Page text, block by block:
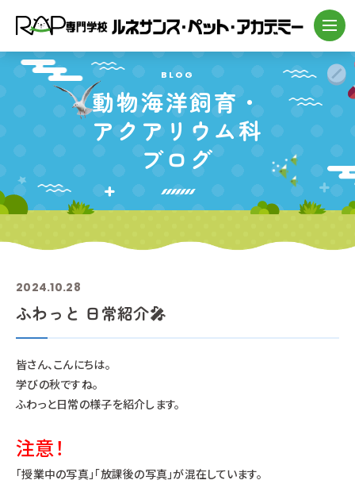
BLOG
動物海洋飼育・
アクアリウム科
ブログ
2024.10.28
ふわっと 日常紹介🎤
皆さん、こんにちは。
学びの秋ですね。
ふわっと日常の様子を紹介します。
注意！
「授業中の写真」「放課後の写真」が混在しています。